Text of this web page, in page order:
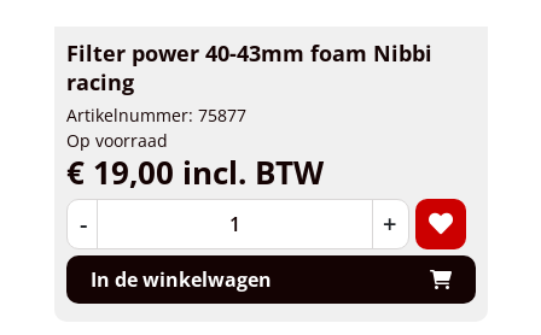
Filter power 40-43mm foam Nibbi
racing
Artikelnummer: 75877
Op voorraad
€ 19,00 incl. BTW
- +
In de winkelwagen